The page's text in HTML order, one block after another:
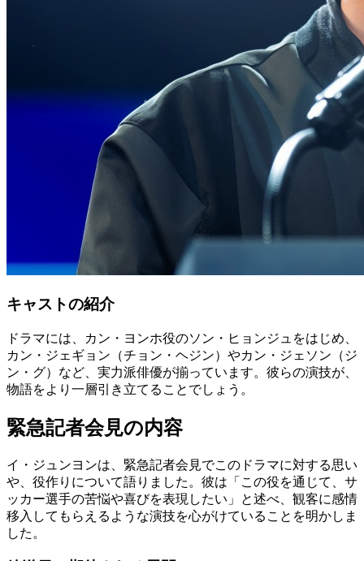
キャストの紹介
ドラマには、カン・ヨンホ役のソン・ヒョンジュをはじめ、
カン・ジェギョン（チョン・ヘジン）やカン・ジェソン（ジ
ン・グ）など、実力派俳優が揃っています。彼らの演技が、
物語をより一層引き立てることでしょう。
緊急記者会見の内容
イ・ジュンヨンは、緊急記者会見でこのドラマに対する思い
や、役作りについて語りました。彼は「この役を通じて、サ
ッカー選手の苦悩や喜びを表現したい」と述べ、観客に感情
移入してもらえるような演技を心がけていることを明かしま
した。